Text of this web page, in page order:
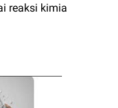
reaksi kimia